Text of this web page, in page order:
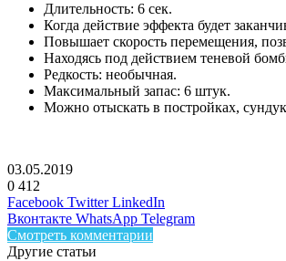
Длительность: 6 сек.
Когда действие эффекта будет
Повышает скорость перемещения,
Находясь под действием теневой
Редкость: необычная.
Максимальный запас: 6 штук.
Можно отыскать в постройках,
03.05.2019
0 412
Facebook Twitter LinkedIn
Вконтакте WhatsApp Telegram
Смотреть комментарии
Другие статьи